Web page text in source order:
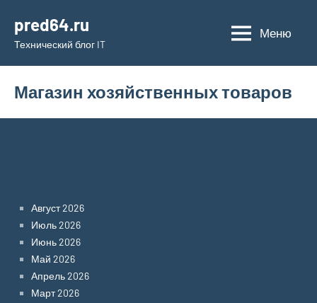
содержимому
pred64.ru
Технический блог IT
Меню
Магазин хозяйственных товаров
Август 2026
Июль 2026
Июнь 2026
Май 2026
Апрель 2026
Март 2026